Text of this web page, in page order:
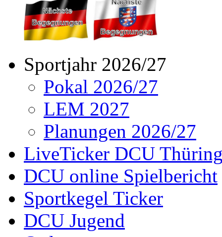
Sportjahr 2026/27
Pokal 2026/27
LEM 2027
Planungen 2026/27
LiveTicker DCU
DCU online Spielbericht
Sportkegel Ticker
DCU Jugend